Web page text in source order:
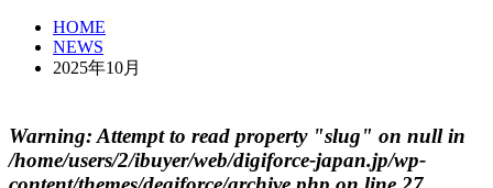
HOME
NEWS
2025年10月
Warning: Attempt to read property "slug" on null in
/home/users/2/ibuyer/web/digiforce-japan.jp/wp-